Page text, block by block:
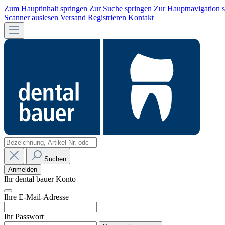
Zum Hauptinhalt springen Zur Suche springen Zur Hauptnavigation
Scanner auslesen Versand Registrieren Kontakt
Suchen
Anmelden
Ihr dental bauer Konto
Ihre E-Mail-Adresse
Ihr Passwort